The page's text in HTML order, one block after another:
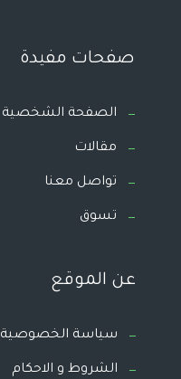
صفحات مفيدة
الصفحة الشخصية
مقالات
تواصل معنا
تسوق
عن الموقع
سياسة الخصوصية
الشروط و الاحكام